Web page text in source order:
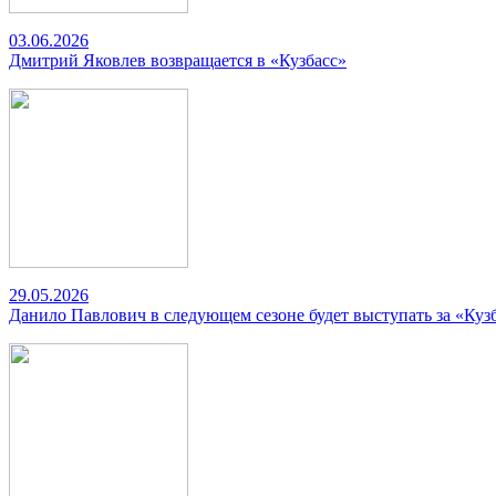
03.06.2026
Дмитрий Яковлев возвращается в «Кузбасс»
29.05.2026
Данило Павлович в следующем сезоне будет выступать за